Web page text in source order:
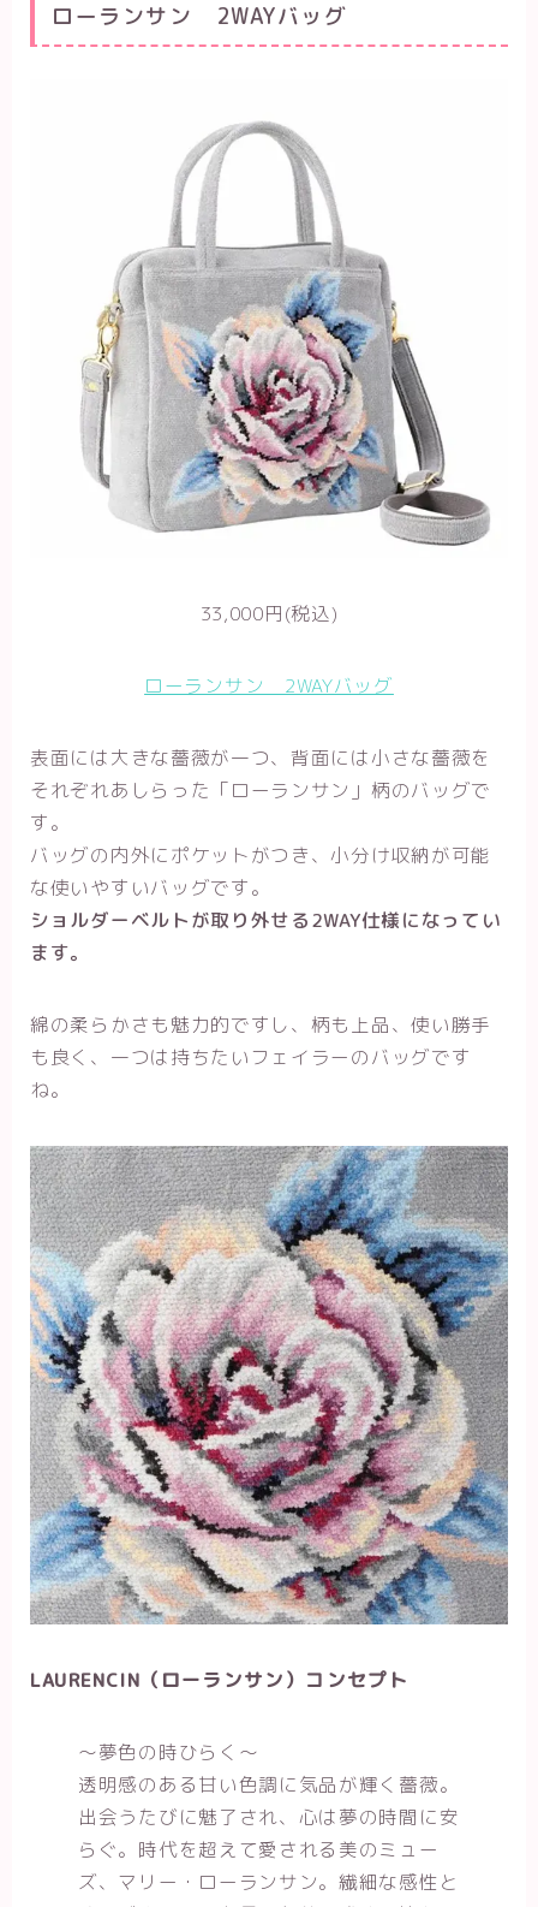
ローランサン 2WAYバッグ
33,000円(税込)
ローランサン 2WAYバッグ
表面には大きな薔薇が一つ、背面には小さな薔薇を
それぞれあしらった「ローランサン」柄のバッグで
す。
バッグの内外にポケットがつき、小分け収納が可能
な使いやすいバッグです。
ショルダーベルトが取り外せる2WAY仕様になってい
ます。
綿の柔らかさも魅力的ですし、柄も上品、使い勝手
も良く、一つは持ちたいフェイラーのバッグです
ね。
LAURENCIN（ローランサン）コンセプト
～夢色の時ひらく～
透明感のある甘い色調に気品が輝く薔薇。
出会うたびに魅了され、心は夢の時間に安
らぐ。時代を超えて愛される美のミュー
ズ、マリー・ローランサン。繊細な感性と